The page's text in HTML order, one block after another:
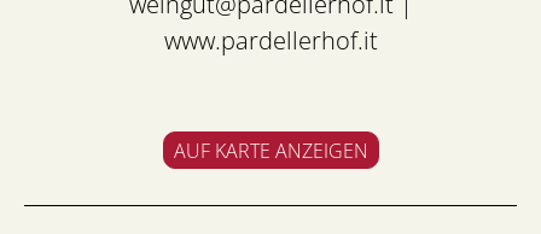
www.pardellerhof.it
AUF KARTE ANZEIGEN